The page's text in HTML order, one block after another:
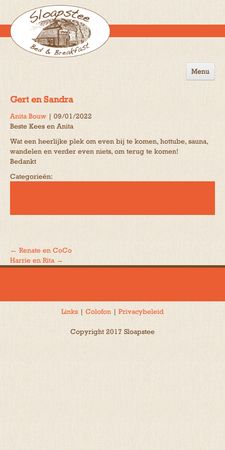
Menu
Activiteiten
Gert en Sandra
Anita Bouw | 09/01/2022
Beste Kees en Anita
Wat een heerlijke plek om even bij te komen, hottube, sauna,
wandelen en verder even niets, om terug te komen!
Bedankt
Categorieën:
Bericht
← Renate en CoCo
Harrie en Rita →
Links | Colofon | Privacybeleid
Copyright 2017 Sloapstee